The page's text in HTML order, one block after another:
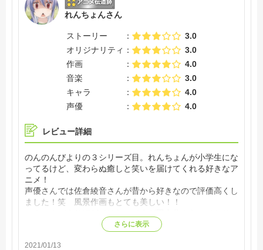
れんちょんさん
ストーリー
3.0
オリジナリティ
3.0
作画
4.0
音楽
3.0
キャラ
4.0
声優
4.0
レビュー詳細
のんのんびよりの３シリーズ目。れんちょんが小学生にな
ってるけど、変わらぬ癒しと笑いを届けてくれる好きなア
ニメ！
声優さんでは佐倉綾音さんが昔から好きなので評価高くし
ました！笑 風景作画もとても美しい！！
ズを通して視聴してます！実際祖母の家は田舎度合いがこ
さらに表示
2021/01/13